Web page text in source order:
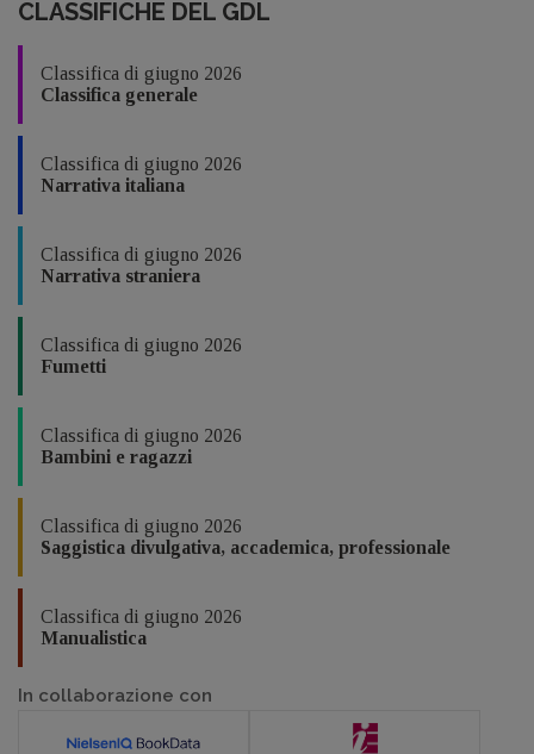
CLASSIFICHE DEL GDL
Classifica di giugno 2026
Classifica generale
Classifica di giugno 2026
Narrativa italiana
Classifica di giugno 2026
Narrativa straniera
Classifica di giugno 2026
Fumetti
Classifica di giugno 2026
Bambini e ragazzi
Classifica di giugno 2026
Saggistica divulgativa, accademica, professionale
Classifica di giugno 2026
Manualistica
In collaborazione con